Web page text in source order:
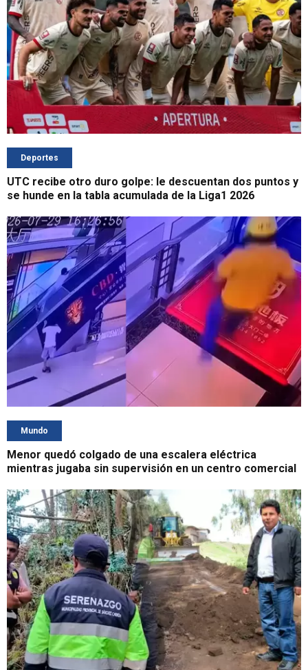
Deportes
UTC recibe otro duro golpe: le descuentan dos puntos y
se hunde en la tabla acumulada de la Liga1 2026
Mundo
Menor quedó colgado de una escalera eléctrica
mientras jugaba sin supervisión en un centro comercial